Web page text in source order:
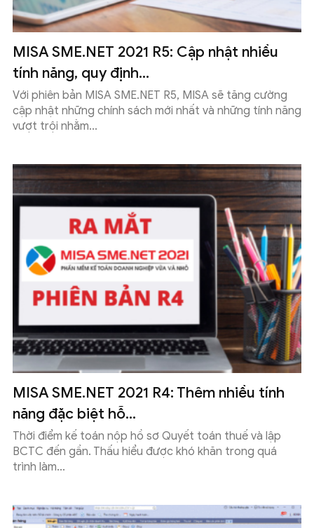
MISA SME.NET 2021 R5: Cập nhật nhiều
tính năng, quy định...
Với phiên bản MISA SME.NET R5, MISA sẽ tăng cường
cập nhật những chính sách mới nhất và những tính năng
vượt trội nhằm...
MISA SME.NET 2021 R4: Thêm nhiều tính
năng đặc biệt hỗ...
Thời điểm kế toán nộp hồ sơ Quyết toán thuế và lập
BCTC đến gần. Thấu hiểu được khó khăn trong quá
trình làm...